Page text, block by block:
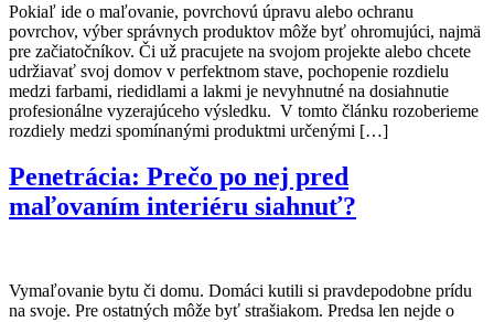
Pokiaľ ide o maľovanie, povrchovú úpravu alebo ochranu
povrchov, výber správnych produktov môže byť ohromujúci, najmä
pre začiatočníkov. Či už pracujete na svojom projekte alebo chcete
udržiavať svoj domov v perfektnom stave, pochopenie rozdielu
medzi farbami, riedidlami a lakmi je nevyhnutné na dosiahnutie
profesionálne vyzerajúceho výsledku. V tomto článku rozoberieme
rozdiely medzi spomínanými produktmi určenými […]
Penetrácia: Prečo po nej pred
maľovaním interiéru siahnuť?
Vymaľovanie bytu či domu. Domáci kutili si pravdepodobne prídu
na svoje. Pre ostatných môže byť strašiakom. Predsa len nejde o